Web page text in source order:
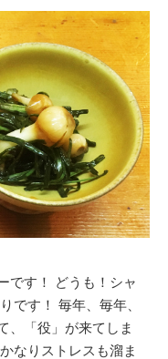
です！ どうも！シャ
です！ 毎年、毎年、
、「役」が来てしま
なりストレスも溜ま